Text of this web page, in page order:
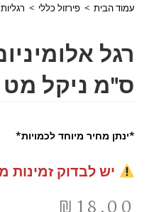
עמוד הבית > פירזול כללי > רגליות
ס"מ ניקל מט דגם
*ינתן מחיר מיוחד לכמויות*
יש לבדוק זמינות
₪ 18.00